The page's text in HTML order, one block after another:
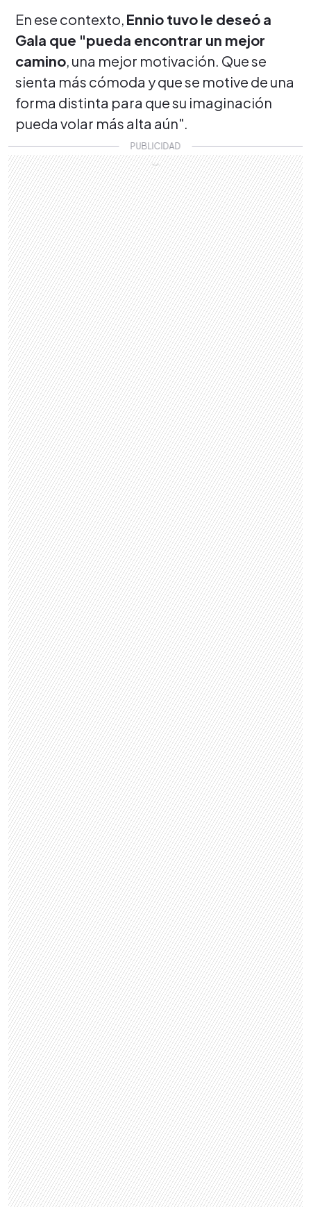
En ese contexto, Ennio tuvo le deseó a
Gala que "pueda encontrar un mejor
camino, una mejor motivación. Que se
sienta más cómoda y que se motive de una
forma distinta para que su imaginación
pueda volar más alta aún".